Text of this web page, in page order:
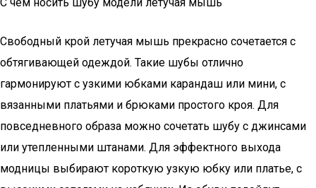
Свободный крой летучая мышь прекрасно сочетается с
обтягивающей одеждой. Такие шубы отлично
гармонируют с узкими юбками карандаш или мини, с
вязанными платьями и брюками простого кроя. Для
повседневного образа можно сочетать шубу с джинсами
или утепленными штанами. Для эффектного выхода
модницы выбирают короткую узкую юбку или платье, с